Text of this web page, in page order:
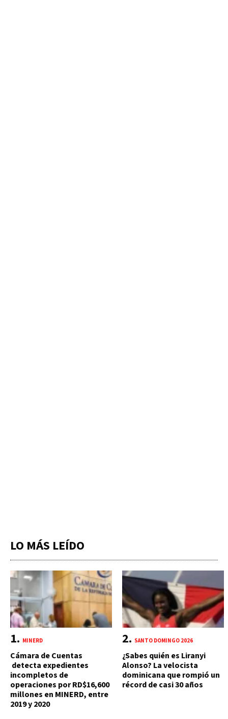
LO MÁS LEÍDO
MINERD
Cámara de Cuentas
detecta expedientes
incompletos de
operaciones por RD$16,600
millones en MINERD, entre
2019 y 2020
SANTO DOMINGO 2026
¿Sabes quién es Liranyi
Alonso? La velocista
dominicana que rompió un
récord de casi 30 años